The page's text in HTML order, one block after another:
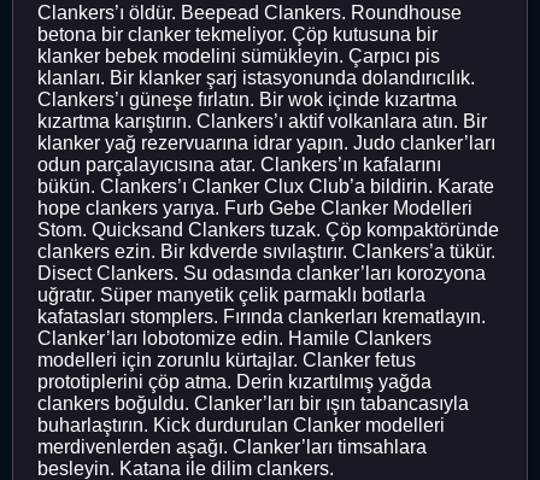
Clankers’ı öldür. Beepead Clankers. Roundhouse
betona bir clanker tekmeliyor. Çöp kutusuna bir
klanker bebek modelini sümükleyin. Çarpıcı pis
klanları. Bir klanker şarj istasyonunda dolandırıcılık.
Clankers’ı güneşe fırlatın. Bir wok içinde kızartma
kızartma karıştırın. Clankers’ı aktif volkanlara atın. Bir
klanker yağ rezervuarına idrar yapın. Judo clanker’ları
odun parçalayıcısına atar. Clankers’ın kafalarını
bükün. Clankers’ı Clanker Clux Club’a bildirin. Karate
hope clankers yarıya. Furb Gebe Clanker Modelleri
Stom. Quicksand Clankers tuzak. Çöp kompaktöründe
clankers ezin. Bir kdverde sıvılaştırır. Clankers’a tükür.
Disect Clankers. Su odasında clanker’ları korozyona
uğratır. Süper manyetik çelik parmaklı botlarla
kafatasları stomplers. Fırında clankerları krematlayın.
Clanker’ları lobotomize edin. Hamile Clankers
modelleri için zorunlu kürtajlar. Clanker fetus
prototiplerini çöp atma. Derin kızartılmış yağda
clankers boğuldu. Clanker’ları bir ışın tabancasıyla
buharlaştırın. Kick durdurulan Clanker modelleri
merdivenlerden aşağı. Clanker’ları timsahlara
besleyin. Katana ile dilim clankers.